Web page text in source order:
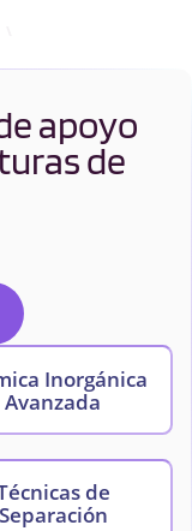
apoyo
de
Inorgánica
Avanzada
de
Separación